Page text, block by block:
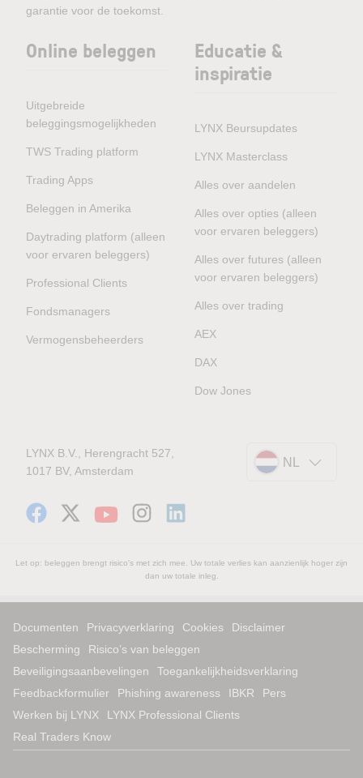
garantie voor de toekomst.
Online beleggen
Uitgebreide
beleggingsmogelijkheden
TWS Trading platform
Trading Apps
Beleggen in Amerika
Daytrading platform (alleen
voor ervaren beleggers)
Professional Clients
Fondsmanagers
Vermogensbeheerders
Educatie &
inspiratie
LYNX Beursupdates
LYNX Masterclass
Alles over aandelen
Alles over opties (alleen
voor ervaren beleggers)
Alles over futures (alleen
voor ervaren beleggers)
Alles over trading
AEX
DAX
Dow Jones
LYNX B.V., Herengracht 527,
1017 BV, Amsterdam
NL
Let op: beleggen brengt risico's met zich mee. Uw totale verlies kan aanzienlijk hoger zijn
dan uw totale inleg.
Documenten Privacyverklaring Cookies
Disclaimer
Bescherming
Risico’s van beleggen
Beveiligingsaanbevelingen
Toegankelijkheidsverklaring
Feedbackformulier
Phishing awareness IBKR
Pers
Werken bij LYNX
LYNX Professional Clients
Real Traders Know